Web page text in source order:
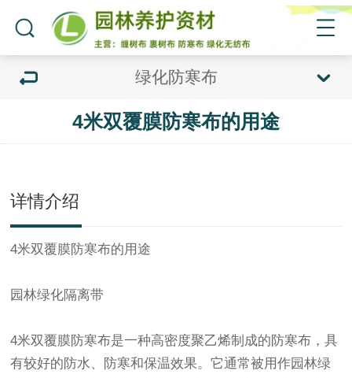
绿化防寒布
4米双覆膜防寒布的用途
详情介绍
4米双覆膜 防寒布的用途
园林绿化隔离带
4米双覆膜 防寒布是一种高密度聚乙烯制成的 防寒布 ，具
有较好的防水、防寒和保温效果。它通常被用作园林绿